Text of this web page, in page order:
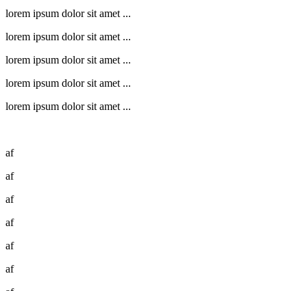
lorem ipsum dolor sit amet ...
lorem ipsum dolor sit amet ...
lorem ipsum dolor sit amet ...
lorem ipsum dolor sit amet ...
lorem ipsum dolor sit amet ...
af
af
af
af
af
af